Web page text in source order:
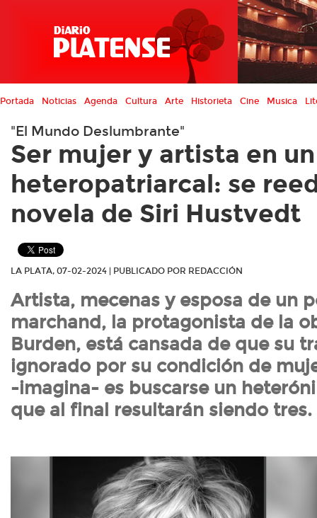
Portada Noticias Agenda Cultura Arte Historieta Cine Musica
"El Mundo Deslumbrante"
Ser mujer y artista en
heteropatriarcal: se
novela de Siri Hustvedt
LA PLATA, 07-02-2024 | PUBLICADO POR REDACCIÓN
Artista, mecenas y esposa de un
marchand, la protagonista de la
Burden, está cansada de que su
ignorado por su condición de
-imagina- es buscarse un
que al final resultarán siendo tres.